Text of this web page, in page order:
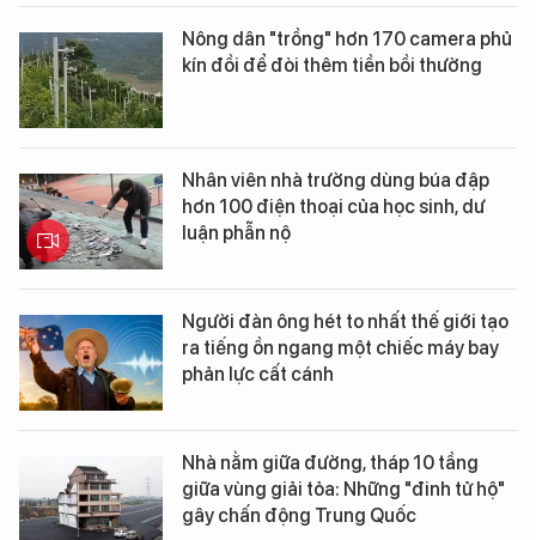
Nông dân "trồng" hơn 170 camera phủ
kín đồi để đòi thêm tiền bồi thường
Nhân viên nhà trường dùng búa đập
hơn 100 điện thoại của học sinh, dư
luận phẫn nộ
Người đàn ông hét to nhất thế giới tạo
ra tiếng ồn ngang một chiếc máy bay
phản lực cất cánh
Nhà nằm giữa đường, tháp 10 tầng
giữa vùng giải tỏa: Những "đinh tử hộ"
gây chấn động Trung Quốc